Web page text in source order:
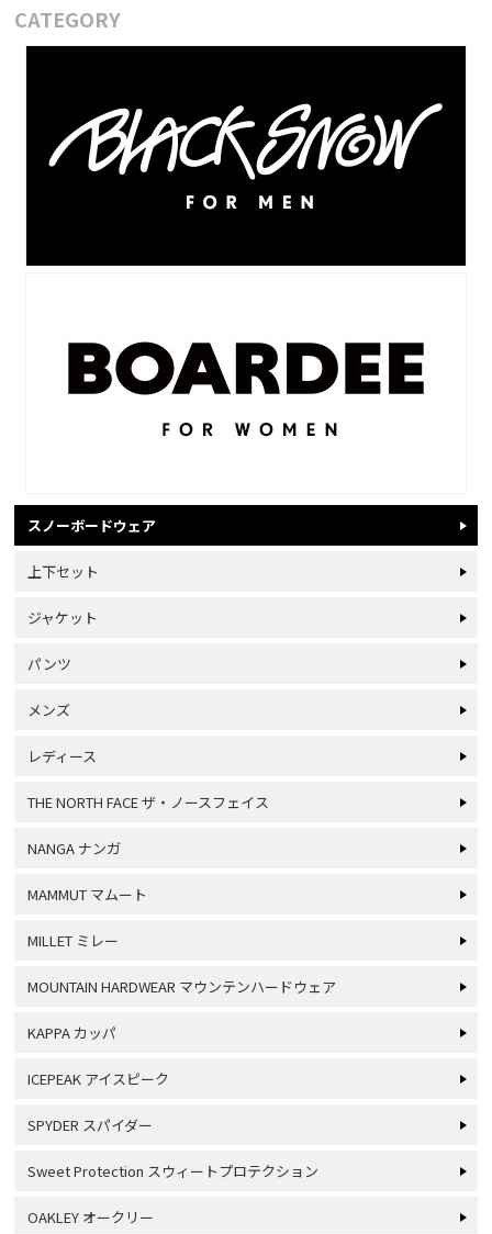
CATEGORY
スノーボードウェア
上下セット
ジャケット
パンツ
メンズ
レディース
THE NORTH FACE ザ・ノースフェイス
NANGA ナンガ
MAMMUT マムート
MILLET ミレー
MOUNTAIN HARDWEAR マウンテンハードウェア
KAPPA カッパ
ICEPEAK アイスピーク
SPYDER スパイダー
Sweet Protection スウィートプロテクション
OAKLEY オークリー